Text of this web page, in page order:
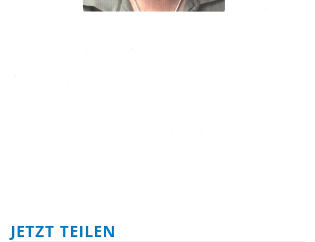
JETZT TEILEN